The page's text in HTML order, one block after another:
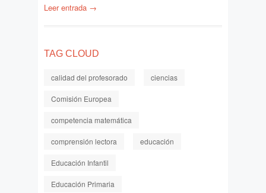
Leer entrada →
TAG CLOUD
calidad del profesorado ciencias
Comisión Europea
competencia matemática
comprensión lectora educación
Educación Infantil
Educación Primaria